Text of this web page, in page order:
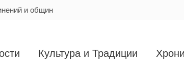
и общин
Культура и Традиции